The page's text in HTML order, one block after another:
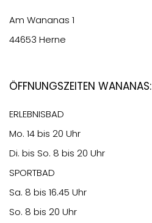
Am Wananas 1
44653 Herne
Öffnungszeiten Wananas:
ERLEBNISBAD
Mo. 14 bis 20 Uhr
Di. bis So. 8 bis 20 Uhr
SPORTBAD
Sa. 8 bis 16.45 Uhr
So. 8 bis 20 Uhr